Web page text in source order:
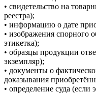
• свидетельство на
реестра);
• информацию о дате
• изображения спорного
этикетка);
• образцы продукции
экземпляр);
• документы о
доказывания
• определение суда (если